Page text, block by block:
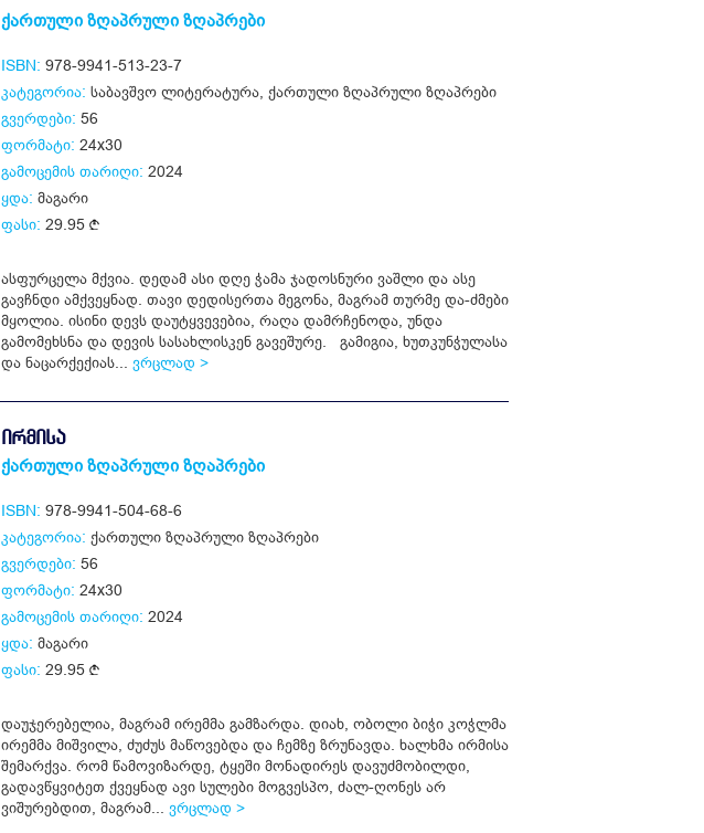
ქართული ზღაპრული ზღაპრები
ISBN: 978-9941-513-23-7
კატეგორია: საბავშვო ლიტერატურა ქართული ზღაპრული ზღაპრები
გვერდები: 56
ფორმატი: 24x30
გამოცემის თარიღი: 2024
ყდა: მაგარი
ფასი: 29.95
ასფურცელა მქვია. დედამ ასი დღე ჭამა ჯადოსნური ვაშლი და ასე
გავჩნდი ამქვეყნად. თავი დედისერთა მეგონა, მაგრამ თურმე და-ძმები
მყოლია. ისინი დევს დაუტყვევებია, რაღა დამრჩენოდა, უნდა
გამომეხსნა და დევის სასახლისკენ გავეშურე. გამიგია, ხუთკუნჭულასა
და ნაცარქექიას... ვრცლად >
ᲘᲠᲛᲘᲡᲐ
ქართული ზღაპრული ზღაპრები
ISBN: 978-9941-504-68-6
კატეგორია: ქართული ზღაპრული ზღაპრები
გვერდები: 56
ფორმატი: 24x30
გამოცემის თარიღი: 2024
ყდა: მაგარი
ფასი: 29.95
დაუჯერებელია, მაგრამ ირემმა გამზარდა. დიახ, ობოლი ბიჭი კოჭლმა
ირემმა მიშვილა, ძუძუს მაწოვებდა და ჩემზე ზრუნავდა. ხალხმა ირმისა
შემარქვა. რომ წამოვიზარდე, ტყეში მონადირეს დავუძმობილდი,
გადავწყვიტეთ ქვეყნად ავი სულები მოგვესპო, ძალ-ღონეს არ
ვიშურებდით, მაგრამ... ვრცლად >